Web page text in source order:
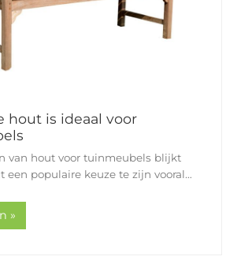
hout is ideaal voor
van hout voor tuinmeubels blijkt
een populaire keuze te zijn vooral
»